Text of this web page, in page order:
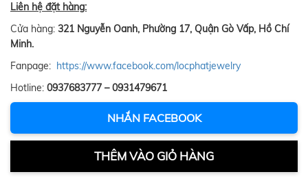
Liên hệ đặt hàng:
Cửa hàng: 321 Nguyễn Oanh, Phường 17, Quận Gò Vấp, Hồ Chí
Minh.
Fanpage: https://www.facebook.com/locphatjewelry
Hotline: 0937683777 – 0931479671
NHẮN FACEBOOK
THÊM VÀO GIỎ HÀNG